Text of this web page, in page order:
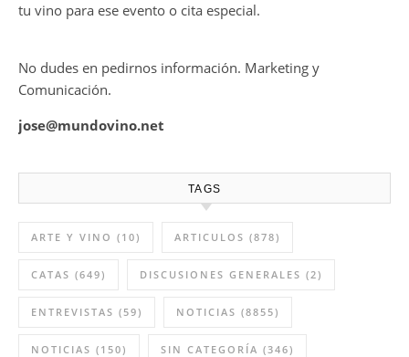
tu vino para ese evento o cita especial.
No dudes en pedirnos información. Marketing y
Comunicación.
jose@mundovino.net
TAGS
ARTE Y VINO (10) ARTICULOS (878)
CATAS (649) DISCUSIONES GENERALES (2)
ENTREVISTAS (59) NOTICIAS (8855)
NOTICIAS (150) SIN CATEGORÍA (346)